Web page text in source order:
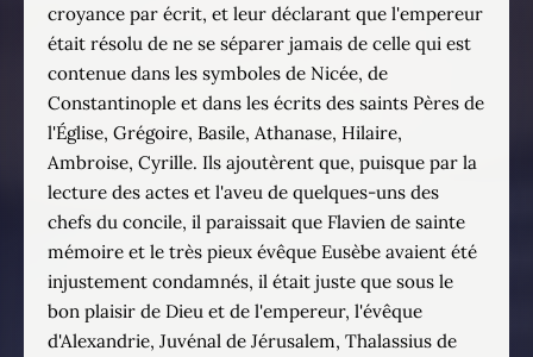
croyance par écrit, et leur déclarant que l'empereur
était résolu de ne se séparer jamais de celle qui est
contenue dans les symboles de Nicée, de
Constantinople et dans les écrits des saints Pères de
l'Église, Grégoire, Basile, Athanase, Hilaire,
Ambroise, Cyrille. Ils ajoutèrent que, puisque par la
lecture des actes et l'aveu de quelques-uns des
chefs du concile, il paraissait que Flavien de sainte
mémoire et le très pieux évêque Eusèbe avaient été
injustement condamnés, il était juste que sous le
bon plaisir de Dieu et de l'empereur, l'évêque
d'Alexandrie, Juvénal de Jérusalem, Thalassius de